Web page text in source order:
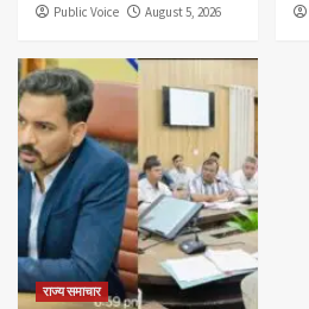
Public Voice August 5, 2026
राज्य समाचार